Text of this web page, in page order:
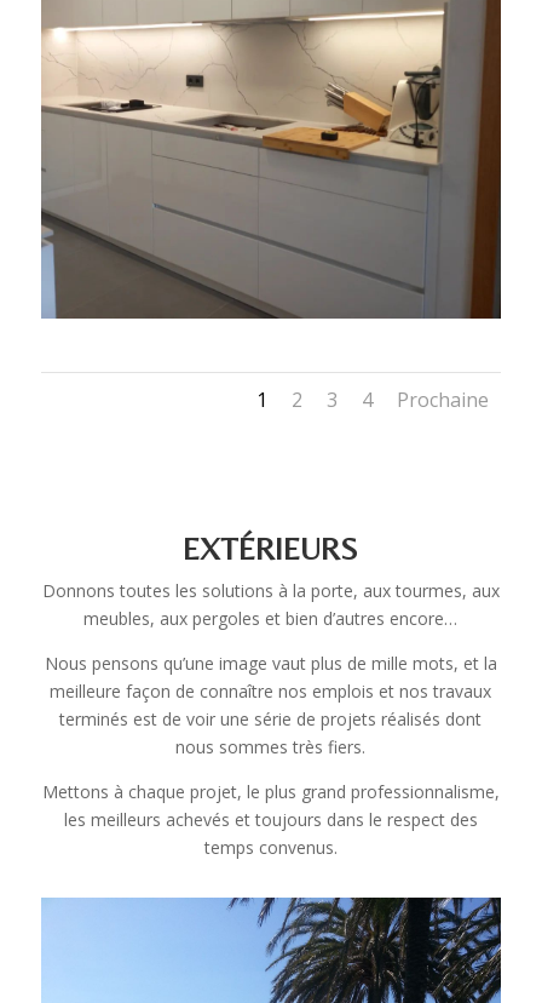
1 2 3 4 Prochaine
EXTÉRIEURS
Donnons toutes les solutions à la porte, aux tourmes, aux
meubles, aux pergoles et bien d’autres encore…
Nous pensons qu’une image vaut plus de mille mots, et la
meilleure façon de connaître nos emplois et nos travaux
terminés est de voir une série de projets réalisés dont
nous sommes très fiers.
Mettons à chaque projet, le plus grand professionnalisme,
les meilleurs achevés et toujours dans le respect des
temps convenus.